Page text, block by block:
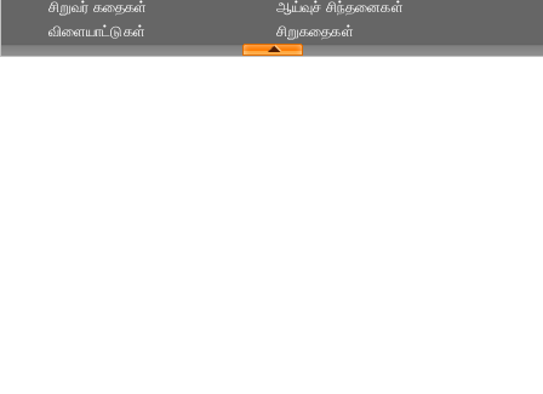
சிறுவர் கதைகள்
விளையாட்டுகள்
ஆய்வுச் சிந்தனைகள்
சிறுகதைகள்